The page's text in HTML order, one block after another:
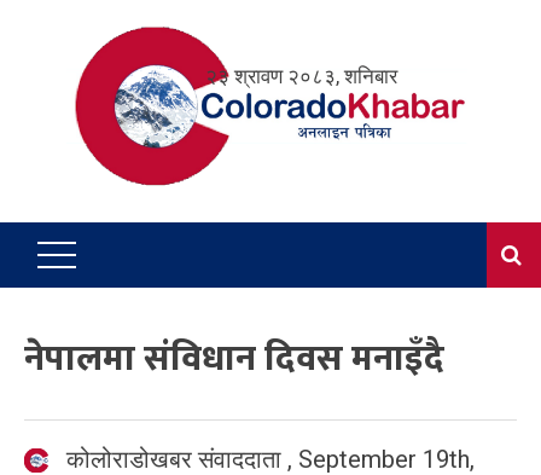
२३ श्रावण २०८३, शनिबार
नेपालमा संविधान दिवस मनाइँदै
कोलोराडोखबर संवाददाता , September 19th,